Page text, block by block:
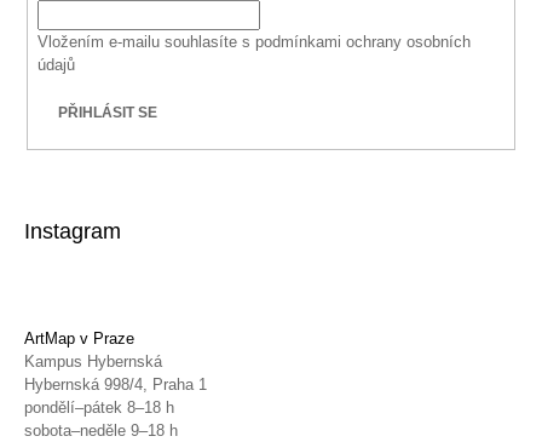
Vložením e-mailu souhlasíte s podmínkami ochrany osobních
údajů
PŘIHLÁSIT SE
Instagram
ArtMap v Praze
Kampus Hybernská
Hybernská 998/4, Praha 1
pondělí–pátek 8–18 h
sobota–neděle 9–18 h